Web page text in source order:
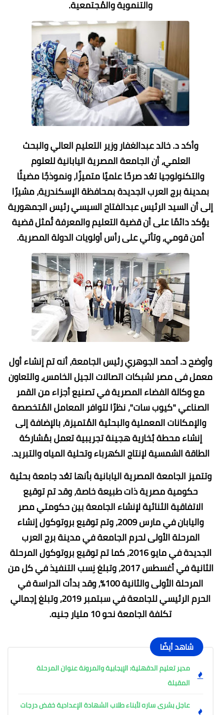
والتنموية والمُجتمعية.
وأكد د. خالد عبدالغفار وزير التعليم العالي والبحث
العلمي، أن الجامعة المصرية اليابانية للعلوم
والتكنولوجيا تعُد صرحًا علميًا متميزًا، ونموذجًا مضيئًا
بمدينة برج العرب الجديدة بمحافظة الإسكندرية، مشيرًا
إلى أن السيد الرئيس عبدالفتاح السيسي رئيس الجمهورية
يؤكد دائمًا على أن قضية التعليم والمعرفة تُمثل قضية
أمن قومي، وتأتي على رأس أولويات الدولة المصرية.
وأوضح د. أحمد الجوهري رئيس الجامعة، أنه تم إنشاء أول
معمل فى مصر لشبكات اتصالات الجيل الخامس، والتعاون
مع وكالة الفضاء المصرية في تصنيع أجزاء من القمر
الصناعي "كيوب سات"، نظرًا لتوافر المعامل المُتخصصة
والإمكانات المعملية والبحثية المُتميزة، بالإضافة إلى
إنشاء محطة بُخارية هجينة تجريبية تعمل بمُشاركة
الطاقة الشمسية لإنتاج الكهرباء وتحلية المياه والتبريد.
وتتميز الجامعة المصرية اليابانية بأنها تعُد جامعة بحثية
حكومية مصرية ذات طبيعة خاصة، وقد تم توقيع
الاتفاقية الثنائية لإنشاء الجامعة بين حكومتي مصر
واليابان في مارس 2009، وتم توقيع بروتوكول إنشاء
المرحلة الأولى لحرم الجامعة في مدينة برج العرب
الجديدة في مايو 2016، كما تم توقيع بروتوكول المرحلة
الثانية في أغسطس 2017، وتبلغ نِسب التنفيذ في كل من
المرحلة الأولى والثانية 100%، وقد بدأت الدراسة في
الحرم الرئيسي للجامعة في سبتمبر 2019، وتبلغ إجمالي
تكلفة الجامعة نحو 10 مليار جنيه.
شاهد أيضًا
مدير تعليم الدقهلية: الإيجابية والمرونة عنوان المرحلة
المقبلة
عاجل بشرى ساره لأبناء طلاب الشهادة الإعدادية خفض درجات